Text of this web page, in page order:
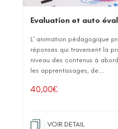
Evaluation et auto
L' animation pédagogique
réponses qui traversent la
niveau des contenus à
les apprentissages, de...
40,00€
VOIR DETAIL